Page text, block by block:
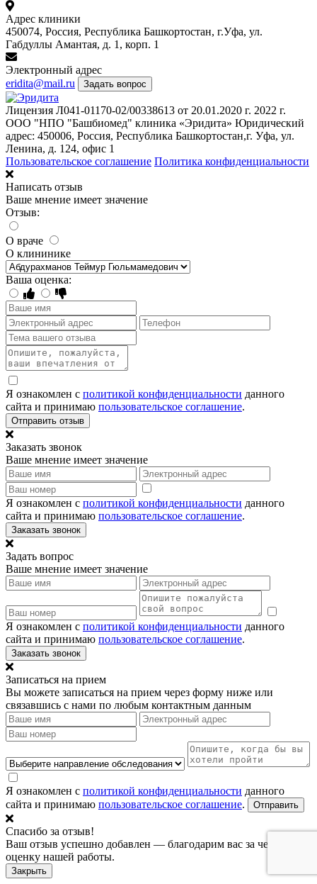
Адрес клиники
450074, Россия, Республика Башкортостан, г.Уфа, ул.
Габдуллы Амантая, д. 1, корп. 1
Электронный адрес
eridita@mail.ru
Задать вопрос
Лицензия Л041-01170-02/00338613 от 20.01.2020 г. 2022 г.
ООО "НПО "Башбиомед" клиника «Эридита» Юридический
адрес: 450006, Россия, Республика Башкортостан,г. Уфа, ул.
Ленина, д. 124, офис 1
Пользовательское соглашение Политика конфиденциальности
Написать отзыв
Ваше мнение имеет значение
Отзыв:
О враче
О клининике
Ваша оценка:
Я ознакомлен с политикой конфиденциальности данного
сайта и принимаю пользовательское соглашение.
Отправить отзыв
Заказать звонок
Ваше мнение имеет значение
Я ознакомлен с политикой конфиденциальности данного
сайта и принимаю пользовательское соглашение.
Заказать звонок
Задать вопрос
Ваше мнение имеет значение
Я ознакомлен с политикой конфиденциальности данного
сайта и принимаю пользовательское соглашение.
Заказать звонок
Записаться на прием
Вы можете записаться на прием через форму ниже или
связавшись с нами по любым контактным данным
Я ознакомлен с политикой конфиденциальности данного
сайта и принимаю пользовательское соглашение. Отправить
Спасибо за отзыв!
Ваш отзыв успешно добавлен — благодарим вас за честную
оценку нашей работы.
Закрыть